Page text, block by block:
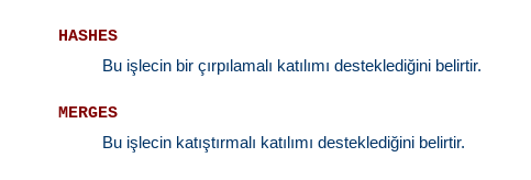
HASHES
Bu işlecin bir çırpılamalı katılımı desteklediğini belirtir.
MERGES
Bu işlecin katıştırmalı katılımı desteklediğini belirtir.